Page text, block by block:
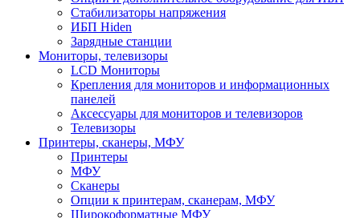
Стабилизаторы напряжения
ИБП Hiden
Зарядные станции
Мониторы, телевизоры
LCD Мониторы
Крепления для мониторов и информационных
панелей
Аксессуары для мониторов и телевизоров
Телевизоры
Принтеры, сканеры, МФУ
Принтеры
МФУ
Сканеры
Опции к принтерам, сканерам, МФУ
Широкоформатные МФУ